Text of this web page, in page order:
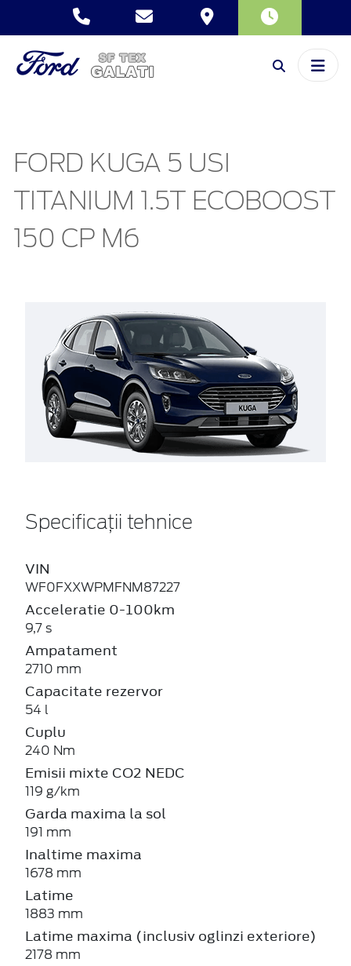
FORD KUGA 5 USI
TITANIUM 1.5T ECOBOOST
150 CP M6
Specificații tehnice
VIN
WF0FXXWPMFNM87227
Acceleratie 0-100km
9,7 s
Ampatament
2710 mm
Capacitate rezervor
54 l
Cuplu
240 Nm
Emisii mixte CO2 NEDC
119 g/km
Garda maxima la sol
191 mm
Inaltime maxima
1678 mm
Latime
1883 mm
Latime maxima (inclusiv oglinzi exteriore)
2178 mm